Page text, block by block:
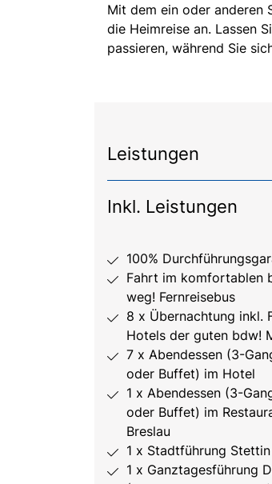
Mit dem ein oder anderen
die Heimreise an. Lassen
passieren, während Sie
Leistungen
Inkl. Leistungen
100%
Fahrt im komfortablen
weg! Fernreisebus
8 x Übernachtung inkl.
Hotels der guten bdw!
7 x Abendessen (3-
oder Buffet) im Hotel
1 x Abendessen (3-
oder Buffet) im
Breslau
1 x Stadtführung Stettin
1 x Ganztagesführung